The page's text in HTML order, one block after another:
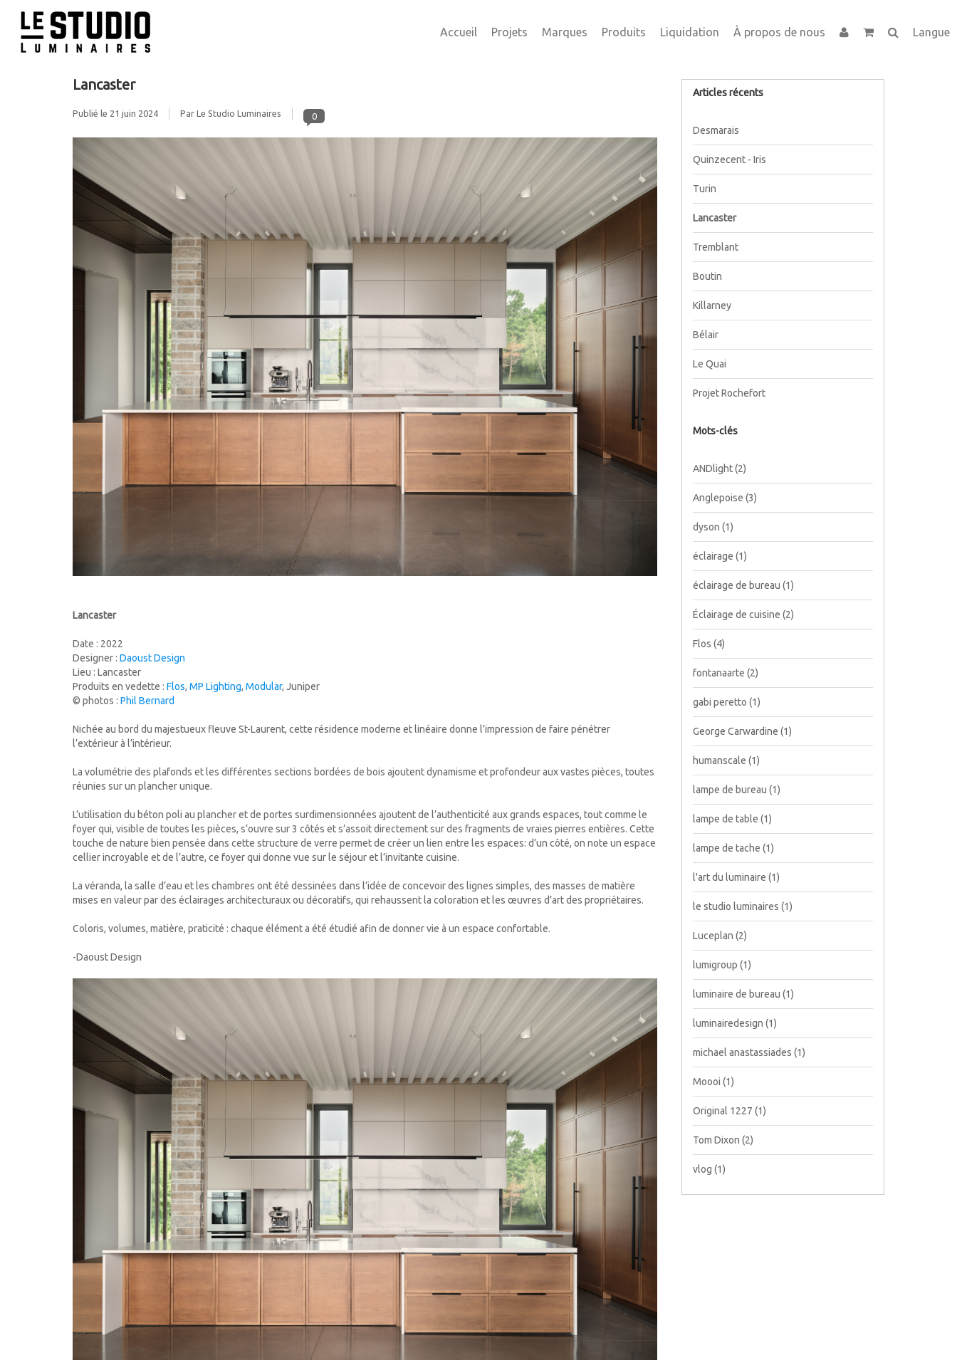
Accueil Projets Marques Produits Liquidation À propos de nous Langue
Lancaster
Publié le 21 juin 2024 Par Le Studio Luminaires 0
Lancaster
Date : 2022
Designer : Daoust Design
Lieu : Lancaster
Produits en vedette : Flos, MP Lighting, Modular, Juniper
© photos : Phil Bernard
Nichée au bord du majestueux fleuve St-Laurent, cette résidence moderne et linéaire donne l’impression de faire pénétrer
l’extérieur à l’intérieur.
La volumétrie des plafonds et les différentes sections bordées de bois ajoutent dynamisme et profondeur aux vastes pièces, toutes
réunies sur un plancher unique.
L’utilisation du béton poli au plancher et de portes surdimensionnées ajoutent de l’authenticité aux grands espaces, tout comme le
foyer qui, visible de toutes les pièces, s’ouvre sur 3 côtés et s’assoit directement sur des fragments de vraies pierres entières. Cette
touche de nature bien pensée dans cette structure de verre permet de créer un lien entre les espaces: d’un côté, on note un espace
cellier incroyable et de l’autre, ce foyer qui donne vue sur le séjour et l’invitante cuisine.
La véranda, la salle d’eau et les chambres ont été dessinées dans l’idée de concevoir des lignes simples, des masses de matière
mises en valeur par des éclairages architecturaux ou décoratifs, qui rehaussent la coloration et les œuvres d’art des propriétaires.
Coloris, volumes, matière, praticité : chaque élément a été étudié afin de donner vie à un espace confortable.
-Daoust Design
Articles récents
Desmarais
Quinzecent - Iris
Turin
Lancaster
Tremblant
Boutin
Killarney
Bélair
Le Quai
Projet Rochefort
Mots-clés
ANDlight(2)
Anglepoise (3)
dyson (1)
éclairage (1)
éclairage de bureau (1)
Éclairage de cuisine (2)
Flos (4)
fontanaarte (2)
gabi peretto (1)
George Carwardine (1)
humanscale (1)
lampe de bureau (1)
lampe de table (1)
lampe de tache (1)
l'art du luminaire (1)
le studio luminaires (1)
Luceplan (2)
lumigroup (1)
luminaire de bureau (1)
luminairedesign (1)
michael anastassiades (1)
Moooi (1)
Original 1227 (1)
Tom Dixon (2)
vlog (1)